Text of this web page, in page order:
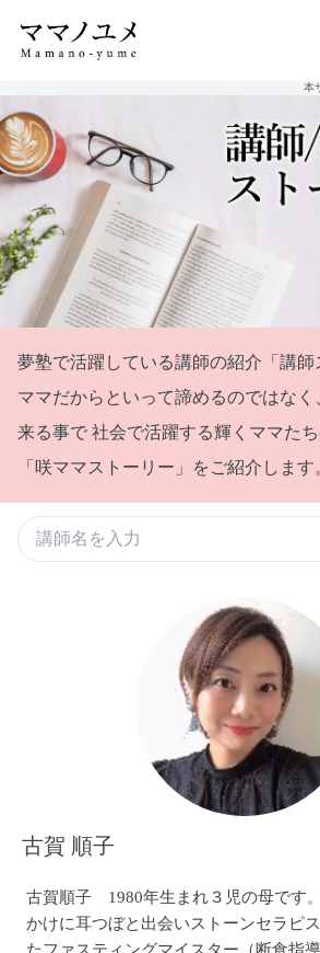
本
夢塾で活躍している講師の紹介「講師
ママだからといって諦めるのではな
来る事で 社会で活躍する輝くママた
「咲ママストーリー」をご紹介します
古賀 順子
古賀順子 1980年生まれ３児の母です
かけに耳つぼと出会いストーンセラピ